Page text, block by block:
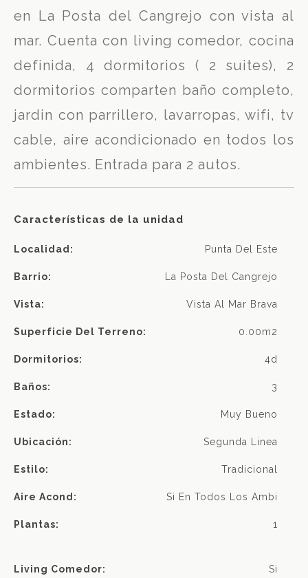
en La Posta del Cangrejo con vista al
mar. Cuenta con living comedor, cocina
definida, 4 dormitorios ( 2 suites), 2
dormitorios comparten baño completo,
jardin con parrillero, lavarropas, wifi, tv
cable, aire acondicionado en todos los
ambientes. Entrada para 2 autos.
Características de la unidad
Localidad: Punta Del Este
Barrio: La Posta Del Cangrejo
Vista: Vista Al Mar Brava
Superficie Del Terreno: 0.00m2
Dormitorios: 4d
Baños: 3
Estado: Muy Bueno
Ubicación: Segunda Linea
Estilo: Tradicional
Aire Acond: Si En Todos Los Ambi
Plantas: 1
Living Comedor: Si